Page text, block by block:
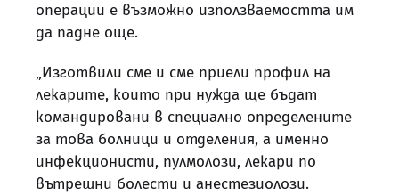
операции е възможно използваемостта им
да падне още.
„Изготвили сме и сме приели профил на
лекарите, които при нужда ще бъдат
командировани в специално определените
за това болници и отделения, а именно
инфекционисти, пулмолози, лекари по
вътрешни болести и анестезиолози.